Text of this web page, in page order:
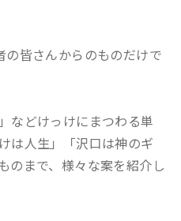
皆さんからのものだけで
などけっけにまつわる単
は人生」「沢口は神のギ
のまで、様々な案を紹介し